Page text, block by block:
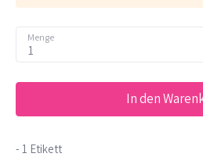
Menge
1
In den
- 1 Etikett